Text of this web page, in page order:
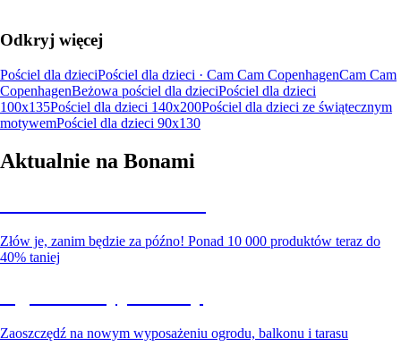
Odkryj więcej
Pościel dla dzieciPościel dla dzieci · Cam Cam CopenhagenCam Cam
CopenhagenBeżowa pościel dla dzieciPościel dla dzieci
100x135Pościel dla dzieci 140x200Pościel dla dzieci ze świątecznym
motywemPościel dla dzieci 90x130
Aktualnie na Bonami
Złów je, zanim będzie za późno! Ponad 10 000 produktów teraz do
40% taniej
Zaoszczędź na nowym wyposażeniu ogrodu, balkonu i tarasu